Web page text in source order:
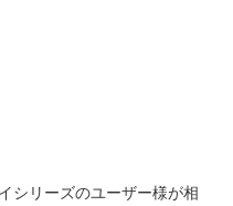
シリーズのユーザー様が相